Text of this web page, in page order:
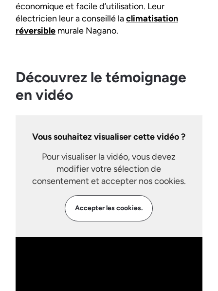
économique et facile d’utilisation. Leur
électricien leur a conseillé laclimatisation
réversible murale Nagano.
Découvrez le témoignage
en vidéo
Vous souhaitez visualiser cette vidéo ?
Pour visualiser la vidéo, vous devez
modifier votre sélection de
consentement et accepter nos cookies.
Accepter les cookies.